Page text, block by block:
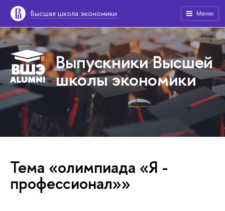
Высшая школа экономики Меню
Выпускники Высшей
школы экономики
Тема «олимпиада «Я -
профессионал»»